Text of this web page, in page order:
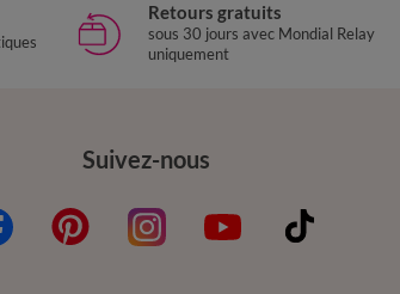
Retours gratuits
sous 30 jours avec Mondial Relay
uniquement
Suivez-nous